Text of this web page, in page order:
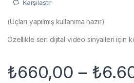
Karşılaştır
(Uçları yapılmış kullanıma hazır)
Özellikle seri dijital video sinyalleri için
₺660,00 – ₺